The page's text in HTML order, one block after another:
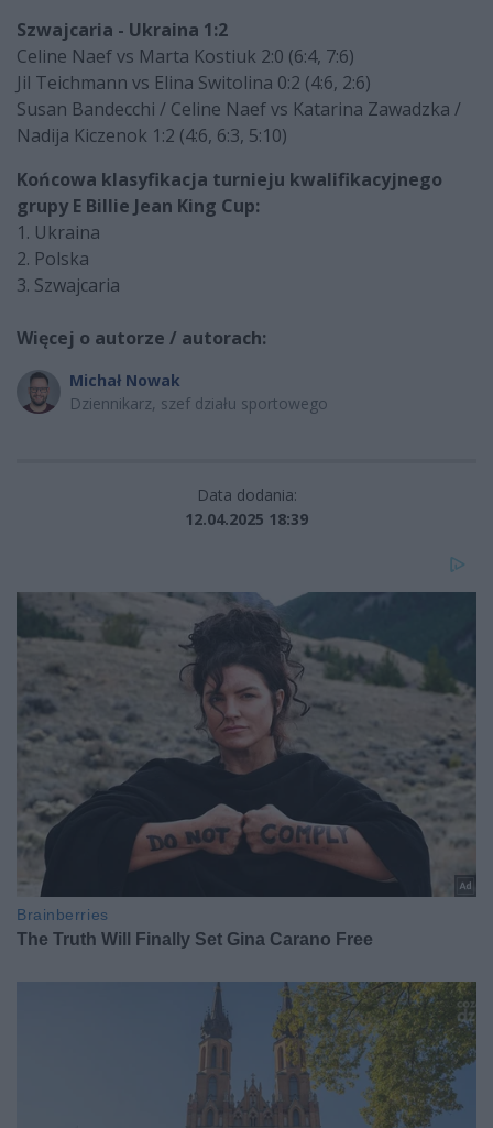
Szwajcaria - Ukraina 1:2
Celine Naef vs Marta Kostiuk 2:0 (6:4, 7:6)
Jil Teichmann vs Elina Switolina 0:2 (4:6, 2:6)
Susan Bandecchi / Celine Naef vs Katarina Zawadzka /
Nadija Kiczenok 1:2 (4:6, 6:3, 5:10)
Końcowa klasyfikacja turnieju kwalifikacyjnego
grupy E Billie Jean King Cup:
1. Ukraina
2. Polska
3. Szwajcaria
Więcej o autorze / autorach:
Michał Nowak
Dziennikarz, szef działu sportowego
Data dodania:
12.04.2025 18:39